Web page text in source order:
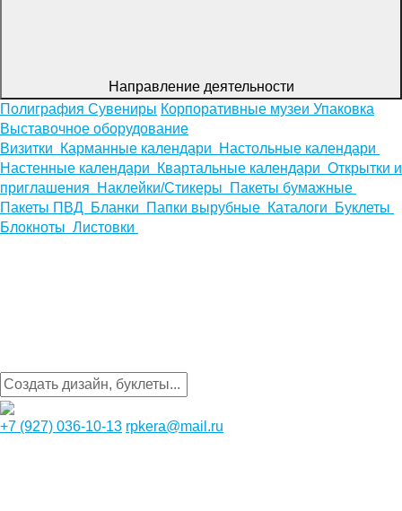
Направление деятельности
Полиграфия Сувениры Корпоративные музеи Упаковка
Выставочное оборудование
Визитки
Карманные календари
Настольные календари
Настенные календари
Квартальные календари Открытки и
приглашения
Наклейки/Стикеры
Пакеты бумажные
Пакеты ПВД Бланки Папки вырубные Каталоги
Буклеты
Блокноты Листовки
+7 (927) 036-10-13 rpkera@mail.ru